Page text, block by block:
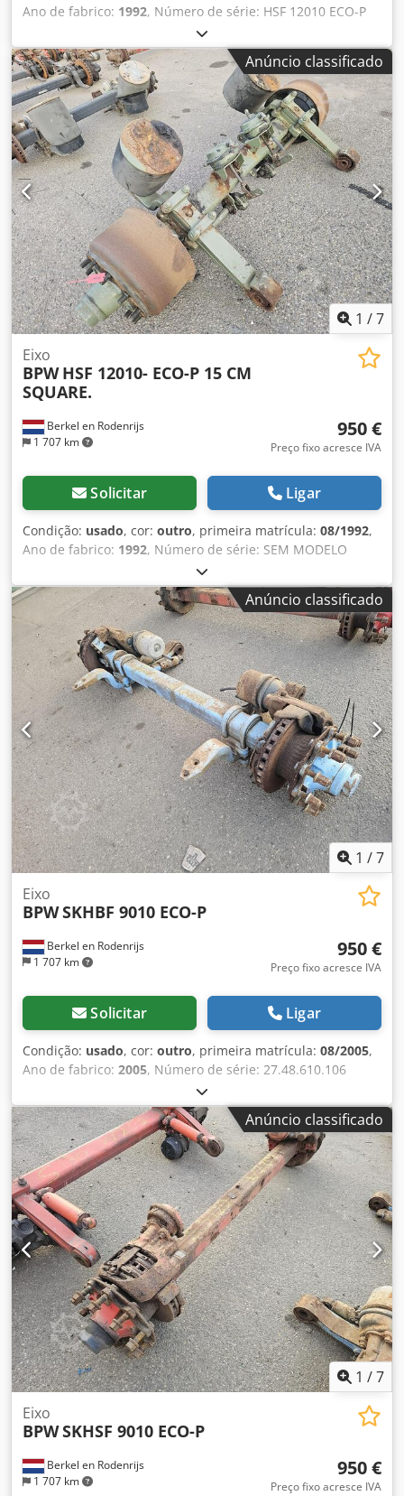
Ano de fabrico: 1992, Número de série: HSF 12010 ECO-P
Temos em stock mais de 100 eixos. Dedpfxszrr T De Alxskr
Por favor, entre em contacto connosco caso não encontre o
que procura.
Anúncio classificado
1 /7
Berkel en Rodenrijs
1 707 km
Eixo
BPW HSF 12010- ECO-P 15 CM
SQUARE.
950 €
Preço fixo acresce IVA
Solicitar Ligar
Condição: usado, cor: outro, primeira matrícula: 08/1992,
Ano de fabrico: 1992, Número de série: SEM MODELO
Dksdpfx Ajzrr S Tjlxjr EIXO PARA REBOQUE DE PESADA
CAPACIDADE.
Anúncio classificado
1 /7
Berkel en Rodenrijs
1 707 km
Eixo
BPWSKHBF 9010 ECO-P
950 €
Preço fixo acresce IVA
Solicitar Ligar
Condição: usado, cor: outro, primeira matrícula: 08/2005,
Ano de fabrico: 2005, Número de série: 27.48.610.106
Dkjdezrr S Hspfx Alxjr Temos em estoque mais de 100
eixos. Por favor, entre em contato conosco caso não
encontre o que procura.
Anúncio classificado
1 /7
Berkel en Rodenrijs
1 707 km
Eixo
BPWSKHSF 9010 ECO-P
950 €
Preço fixo acresce IVA